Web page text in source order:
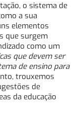
o sistema de
a sua
elementos
que surgem
como um
que devem ser
de ensino para
trouxemos
de
da educação